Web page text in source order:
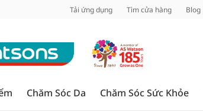
Tải ứng dụng Tìm cửa hàng Blog
Chăm Sóc Da Chăm Sóc Sức Khỏe